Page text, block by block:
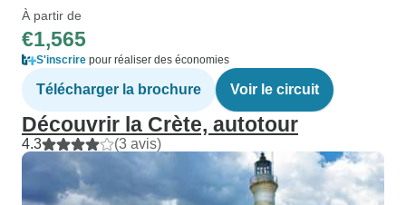
À partir de
€1,565
S'inscrire pour réaliser des économies
Télécharger la brochure Voir le circuit
Découvrir la Crète, autotour
4.3 (3 avis)